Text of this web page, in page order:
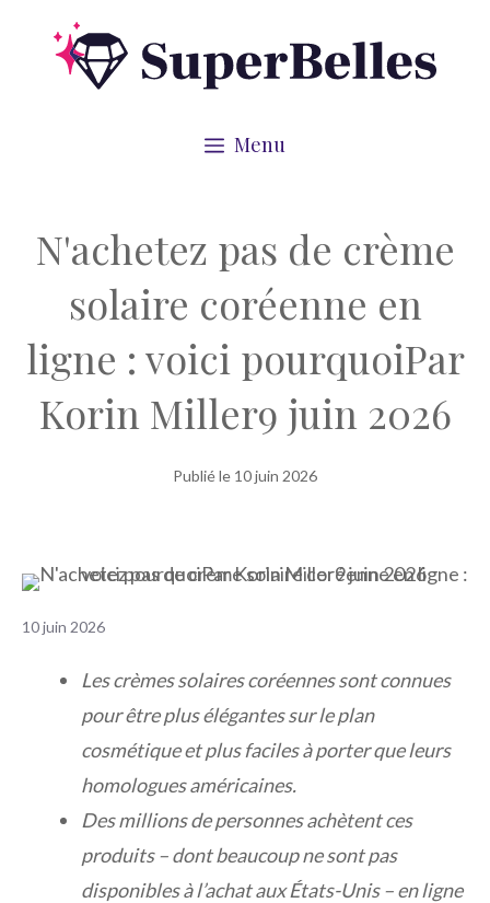
Menu
N'achetez pas de crème
solaire coréenne en
ligne : voici pourquoiPar
Korin Miller9 juin 2026
Publié le 10 juin 2026
10 juin 2026
Les crèmes solaires coréennes sont connues
pour être plus élégantes sur le plan
cosmétique et plus faciles à porter que leurs
homologues américaines.
Des millions de personnes achètent ces
produits – dont beaucoup ne sont pas
disponibles à l’achat aux États-Unis – en ligne